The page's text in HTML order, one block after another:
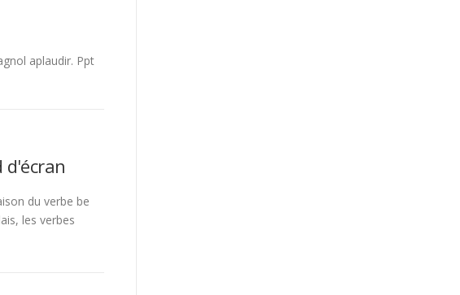
aplaudir. Ppt
d'écran
du verbe be
les verbes